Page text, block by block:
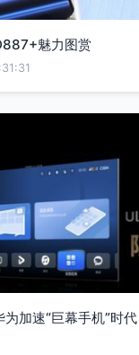
魅力图赏
加速“巨幕手机”时代